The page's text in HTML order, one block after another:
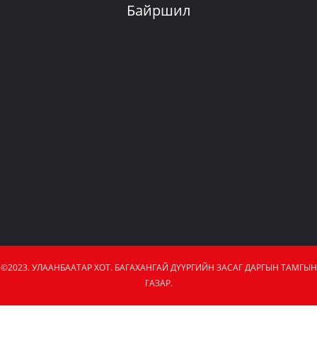
Байршил
©2023. УЛААНБААТАР ХОТ. БАГАХАНГАЙ ДҮҮРГИЙН ЗАСАГ ДАРГЫН ТАМГЫН
ГАЗАР.